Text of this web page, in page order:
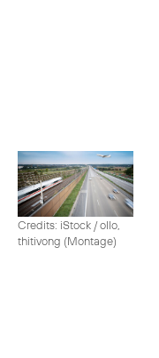
Credits: iStock / ollo,
thitivong (Montage)